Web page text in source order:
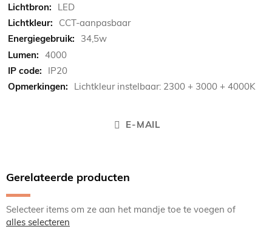
LED
CCT-aanpasbaar
34,5w
4000
IP20
Lichtkleur instelbaar: 2300 + 3000 + 4000K
E-MAIL
Gerelateerde producten
Selecteer items om ze aan het mandje toe te voegen of
alles selecteren